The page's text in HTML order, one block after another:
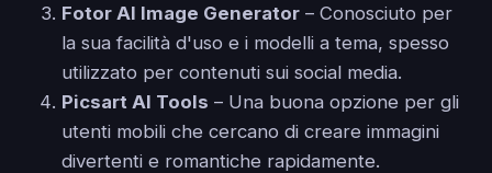
Fotor AI Image Generator – Conosciuto per
la sua facilità d'uso e i modelli a tema, spesso
utilizzato per contenuti sui social media.
Picsart AI Tools – Una buona opzione per gli
utenti mobili che cercano di creare immagini
divertenti e romantiche rapidamente.